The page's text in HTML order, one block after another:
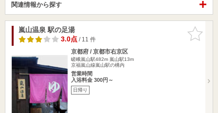
関連情報から探す
お気に入
りに追加
嵐山温泉 駅の足湯
3.0点/ 11 件
京都府 / 京都市右京区
嵯峨嵐山駅482m 嵐山駅13m
京福嵐山線嵐山駅の構内
営業時間
入浴料金 300円～
日帰り